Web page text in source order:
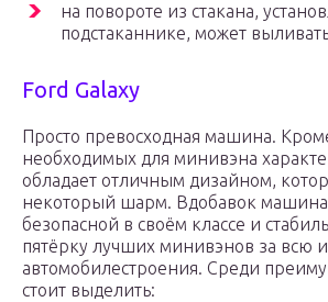
на повороте из стакана,
подстаканнике, может
Ford Galaxy
Просто превосходная машина.
необходимых для минивэна
обладает отличным дизайном,
некоторый шарм. Вдобавок машина
безопасной в своём классе и
пятёрку лучших минивэнов за всю
автомобилестроения. Среди
стоит выделить: